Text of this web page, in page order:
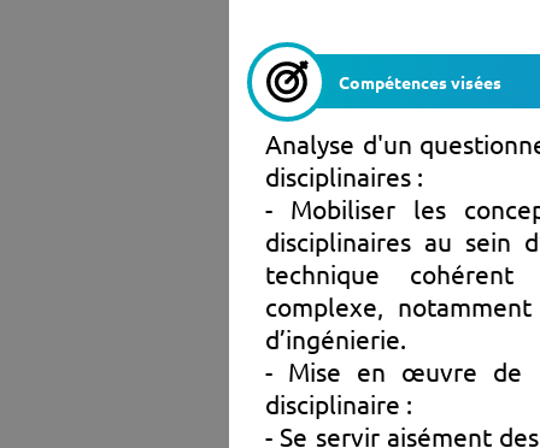
Compétences visées
Analyse d'un
disciplinaires :
- Mobiliser les
disciplinaires au sein
technique
complexe,
d’ingénierie.
- Mise en œuvre de
disciplinaire :
- Se servir aisément